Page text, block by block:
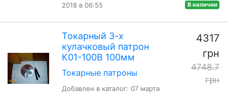
2018 в 06:55
В наличии
Токарный 3-х
кулачковый патрон
К01-100В 100мм
Токарные патроны
Добавлен в каталог: 07 марта
4317
грн
4748.7
грн